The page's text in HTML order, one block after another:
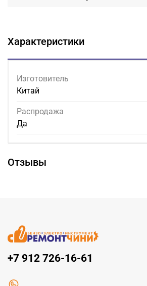
Характеристики
Изготовитель
Китай
Распродажа
Да
Отзывы
+7 912 726-16-61